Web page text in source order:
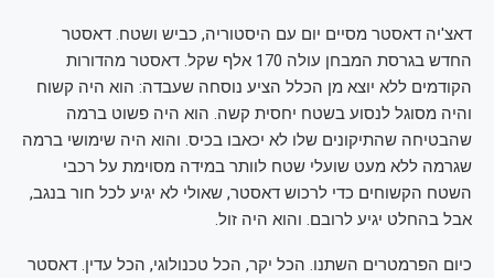
דאצ'יה דאסטר מסיים יום עם היסטוריה, כביש ושטח. דאסטר
החדש בגרסת המבחן עולה 170 אלף שקל. דאסטר מהדורות
הקודמים ללא יוצא מן הכלל הציע נוסחה שעבדה: הוא היה קשוח
והיה מסוגל לנסוע בשטח יחסית קשה. הוא היה פשוט ברמה
שהבטיחה שהתיקונים שלו לא יכאבו בכיס. והוא היה שימושי ברמה
שגרמה ללא מעט שועלי שטח לוותר במידה מסוימת על רכבי
השטח הקשוחים כדי לרכוש דאסטר, שאולי לא יגיע לכל חור בנגב,
אבל בהחלט יגיע לרובם. והוא היה זול.
כיום הפרמטרים השתנו. הכל יקר, הכל טכנולוגי, הכל עדין. דאסטר